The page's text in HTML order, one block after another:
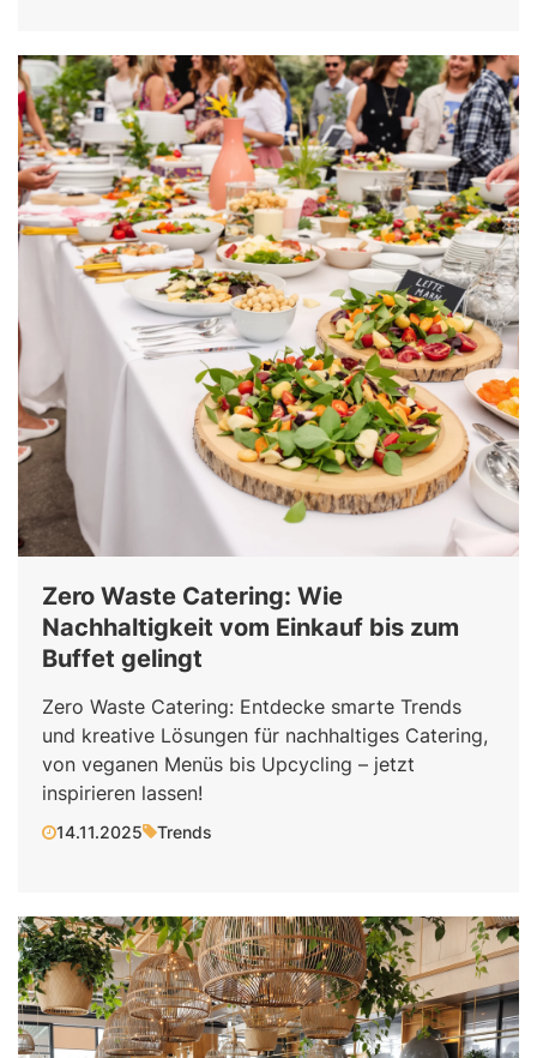
Zero Waste Catering: Wie
Nachhaltigkeit vom Einkauf bis zum
Buffet gelingt
Zero Waste Catering: Entdecke smarte Trends
und kreative Lösungen für nachhaltiges Catering,
von veganen Menüs bis Upcycling – jetzt
inspirieren lassen!
14.11.2025 Trends